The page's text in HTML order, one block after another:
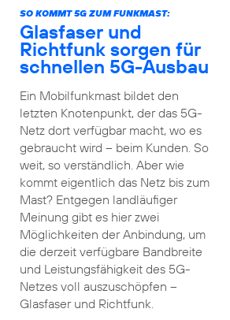
SO KOMMT 5G ZUM FUNKMAST:
Glasfaser und
Richtfunk sorgen für
schnellen 5G-Ausbau
Ein Mobilfunkmast bildet den
letzten Knotenpunkt, der das 5G-
Netz dort verfügbar macht, wo es
gebraucht wird – beim Kunden. So
weit, so verständlich. Aber wie
kommt eigentlich das Netz bis zum
Mast? Entgegen landläufiger
Meinung gibt es hier zwei
Möglichkeiten der Anbindung, um
die derzeit verfügbare Bandbreite
und Leistungsfähigkeit des 5G-
Netzes voll auszuschöpfen –
Glasfaser und Richtfunk.